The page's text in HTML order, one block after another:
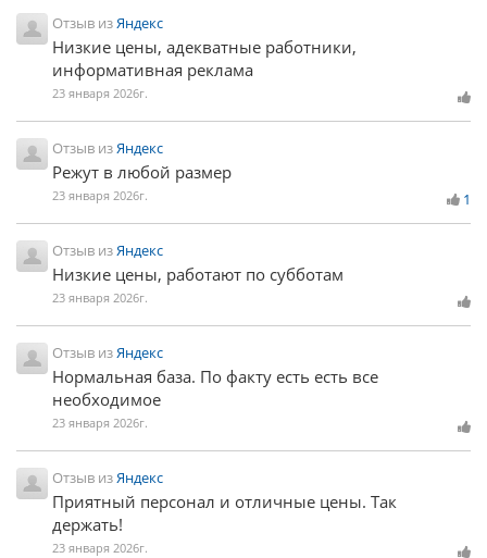
Отзыв изЯндекс
Низкие цены, адекватные работники,
информативная реклама
23 января 2026г.
Отзыв изЯндекс
Режут в любой размер
23 января 2026г. 1
Отзыв изЯндекс
Низкие цены, работают по субботам
23 января 2026г.
Отзыв изЯндекс
Нормальная база. По факту есть есть все
необходимое
23 января 2026г.
Отзыв изЯндекс
Приятный персонал и отличные цены. Так
держать!
23 января 2026г.